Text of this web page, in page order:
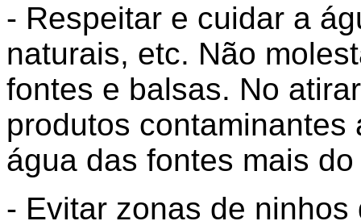
- Respeitar e cuidar a
naturais, etc. Não
fontes e balsas. No
produtos
água das fontes mais
- Evitar zonas de